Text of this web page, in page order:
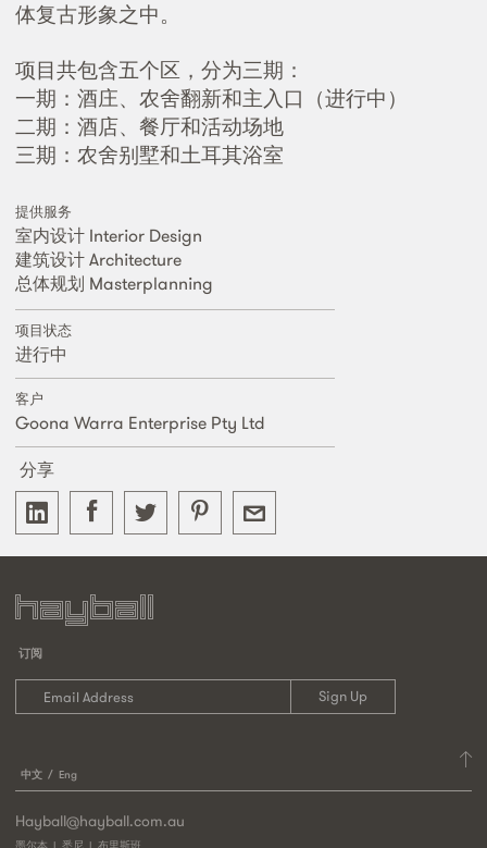
体复古形象之中。
项目共包含五个区，分为三期：
一期：酒庄、农舍翻新和主入口（进行中）
二期：酒店、餐厅和活动场地
三期：农舍别墅和土耳其浴室
提供服务
室内设计 Interior Design
建筑设计 Architecture
总体规划 Masterplanning
项目状态
进行中
客户
Goona Warra Enterprise Pty Ltd
分享
订阅
中文 Eng
Hayball@hayball.com.au